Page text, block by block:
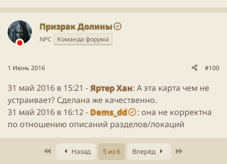
Призрак Долины
NPC Команда форума
1 Июнь 2016 #100
31 май 2016 в 15:21 -Яртер Хан: А эта карта чем не
устраивает? Сделана же качественно.
31 май 2016 в 16:12 - Dems_dd
: она не корректна
по отношению описаний разделов/локаций
ПервоеНазад 5 из 6 Вперёд